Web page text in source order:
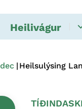
Heilivágur
dec Heilsulýsing